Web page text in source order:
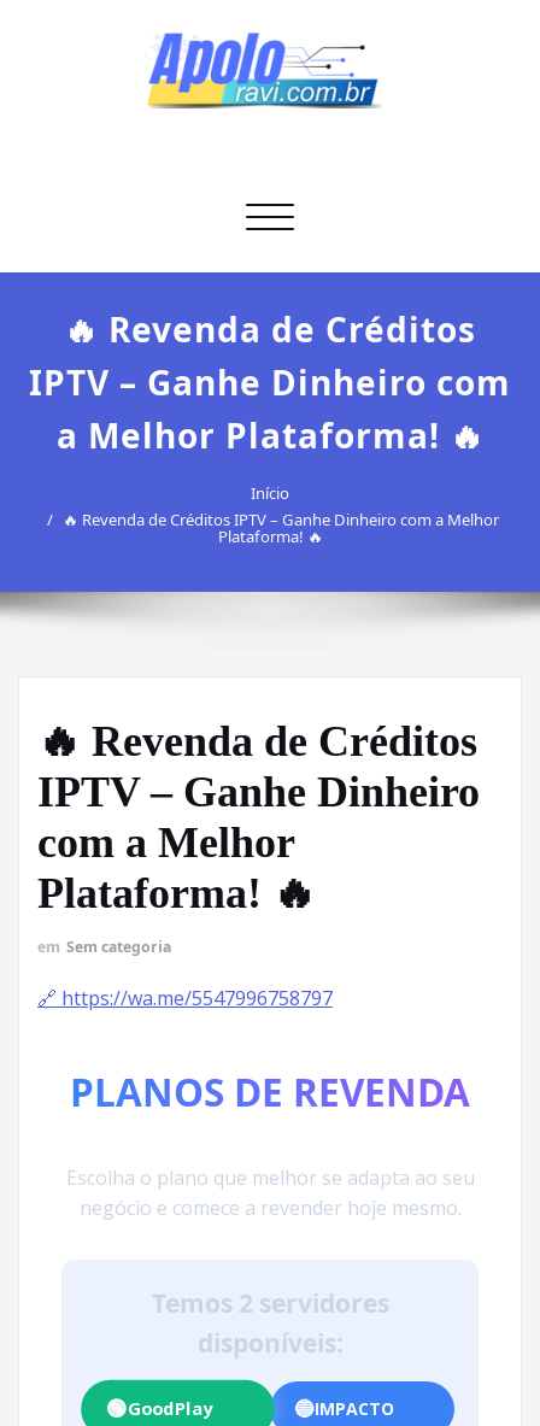
Alternar
🔥 Revenda de Créditos
IPTV – Ganhe Dinheiro com
a Melhor Plataforma! 🔥
Início
🔥 Revenda de Créditos IPTV – Ganhe Dinheiro com a Melhor
Plataforma! 🔥
🔥 Revenda de Créditos
IPTV – Ganhe Dinheiro
com a Melhor
Plataforma! 🔥
em Sem categoria
🔗 https://wa.me/5547996758797
PLANOS DE REVENDA
Escolha o plano que melhor se adapta ao seu
negócio e comece a revender hoje mesmo.
Temos 2 servidores
disponíveis:
🟢GoodPlay 🔵IMPACTO